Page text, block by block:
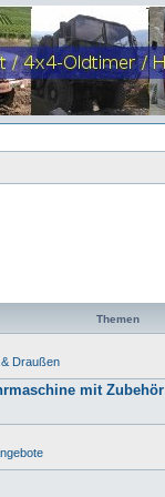
Themen
Draußen
mit Zubehör